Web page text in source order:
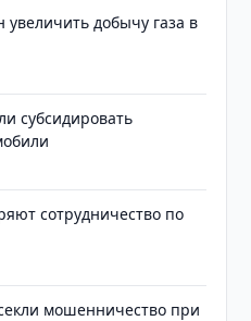
увеличить добычу газа в
субсидировать
сотрудничество по
мошенничество при